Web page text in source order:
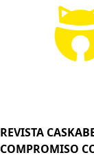
REVISTA
COMPROMISO